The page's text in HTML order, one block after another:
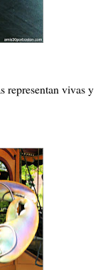
representan vivas y